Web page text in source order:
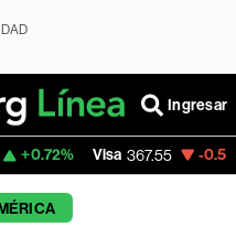
Ingresar
367.55 -0.55%